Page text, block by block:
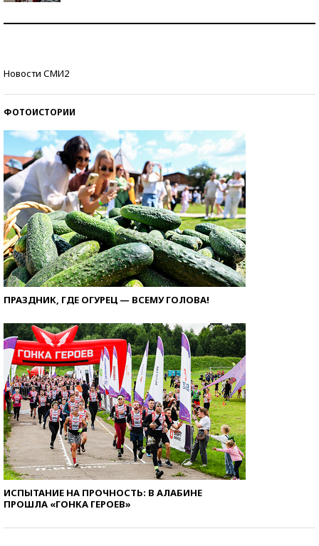
Новости СМИ2
ФОТОИСТОРИИ
ПРАЗДНИК, ГДЕ ОГУРЕЦ — ВСЕМУ ГОЛОВА!
ИСПЫТАНИЕ НА ПРОЧНОСТЬ: В АЛАБИНЕ
ПРОШЛА «ГОНКА ГЕРОЕВ»